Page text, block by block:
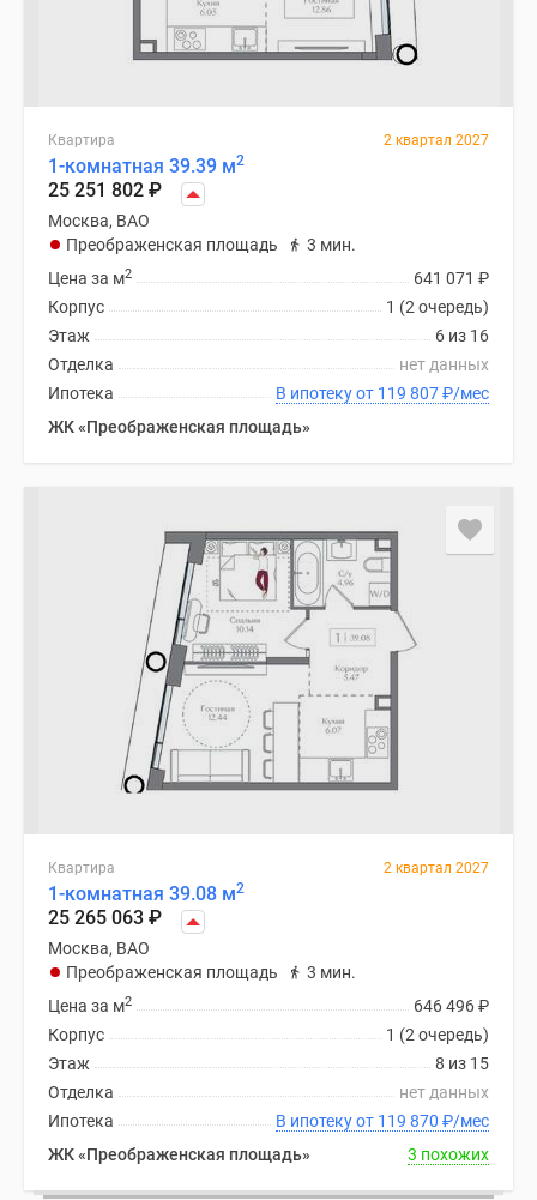
Квартира 2 квартал 2027
1-комнатная 39.39 м2
25 251 802 ₽
Москва, ВАО
Преображенская площадь
3 мин.
641 071 ₽
Цена за м2
1 (2 очередь)
Корпус
6 из 16
Этаж
нет данных
Отделка
В ипотеку от 119 807₽/мес
Ипотека
ЖК «Преображенская площадь»
Квартира 2 квартал 2027
1-комнатная 39.08 м2
25 265 063 ₽
Москва, ВАО
Преображенская площадь
3 мин.
646 496₽
Цена за м2
1 (2 очередь)
Корпус
8 из 15
Этаж
нет данных
Отделка
В ипотеку от 119 870 ₽/мес
Ипотека
ЖК «Преображенская площадь»
3 похожих